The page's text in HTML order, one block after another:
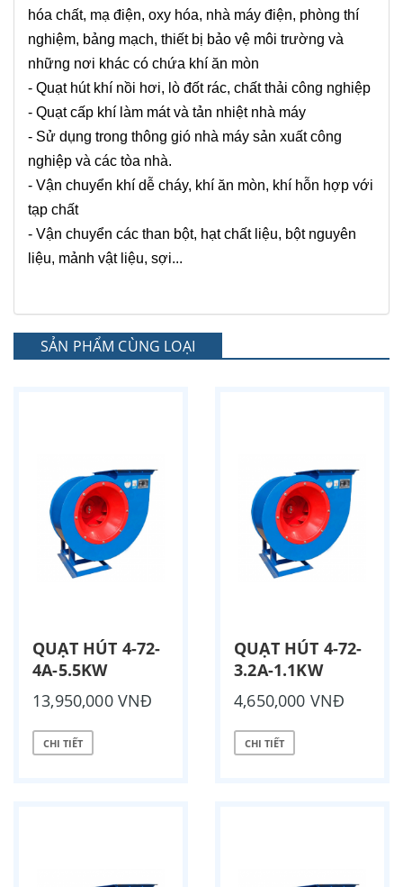
hóa chất, mạ điện, oxy hóa, nhà máy điện, phòng thí
nghiệm, bảng mạch, thiết bị bảo vệ môi trường và
những nơi khác có chứa khí ăn mòn
- Quạt hút khí nồi hơi, lò đốt rác, chất thải công nghiệp
- Quạt cấp khí làm mát và tản nhiệt nhà máy
- Sử dụng trong thông gió nhà máy sản xuất công
nghiệp và các tòa nhà.
- Vận chuyển khí dễ cháy, khí ăn mòn, khí hỗn hợp với
tạp chất
- Vận chuyển các than bột, hạt chất liệu, bột nguyên
liệu, mảnh vật liệu, sợi...
SẢN PHẨM CÙNG LOẠI
QUẠT HÚT 4-72-
4A-5.5KW
13,950,000 VNĐ
CHI TIẾT
QUẠT HÚT 4-72-
3.2A-1.1KW
4,650,000 VNĐ
CHI TIẾT